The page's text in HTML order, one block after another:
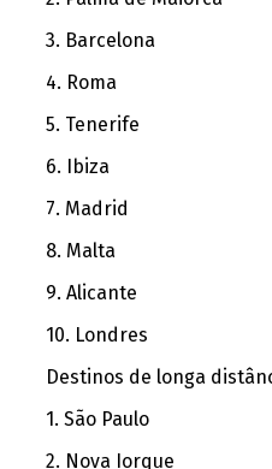
3. Barcelona
4. Roma
5. Tenerife
6. Ibiza
7. Madrid
8. Malta
9. Alicante
10. Londres
Destinos de longa
1. São Paulo
2. Nova Iorque